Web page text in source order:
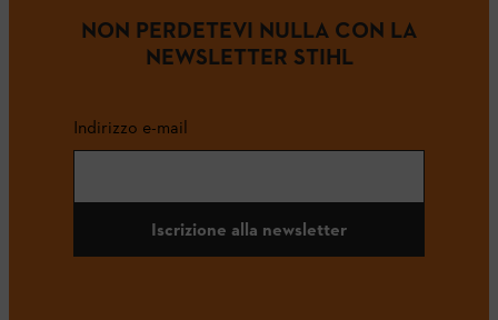
NON PERDETEVI NULLA CON LA
NEWSLETTER STIHL
Indirizzo e-mail
Iscrizione alla newsletter